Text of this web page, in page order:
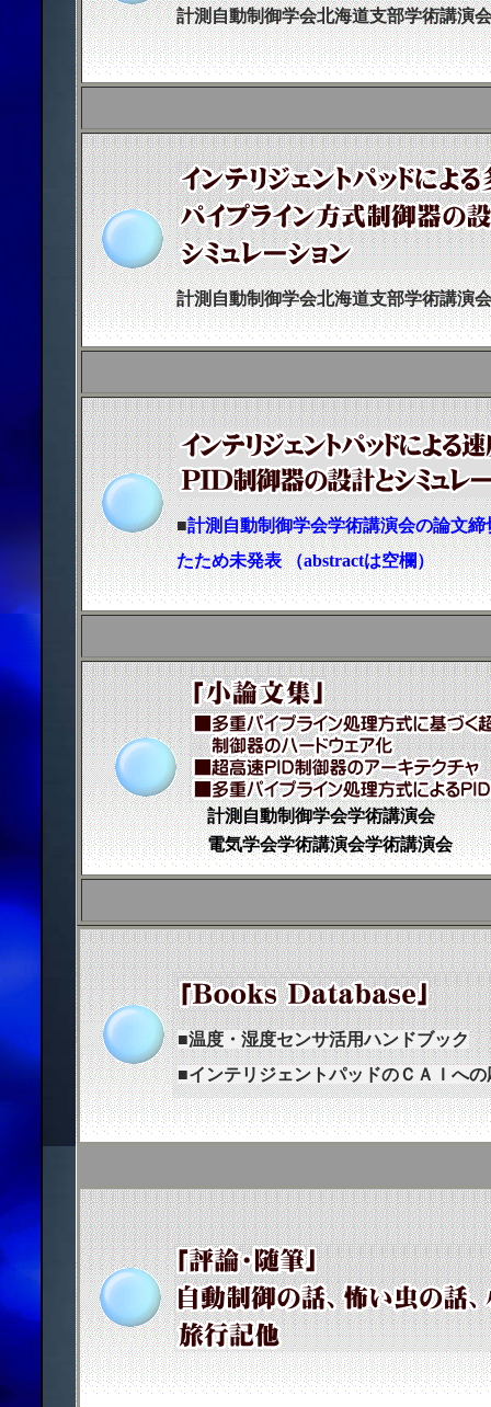
計測自動制御学会北海道支部学術講演会
計測自動制御学会北海道支部学術講演会
■計測自動制御学会学術講演会の論文
たため未発表（abstractは空欄）
計測自動制御学会学術講演会
電気学会学術講演会学術講演会
■温度・湿度センサ活用ハンドブック
■インテリジェントパッドのＣＡＩへの